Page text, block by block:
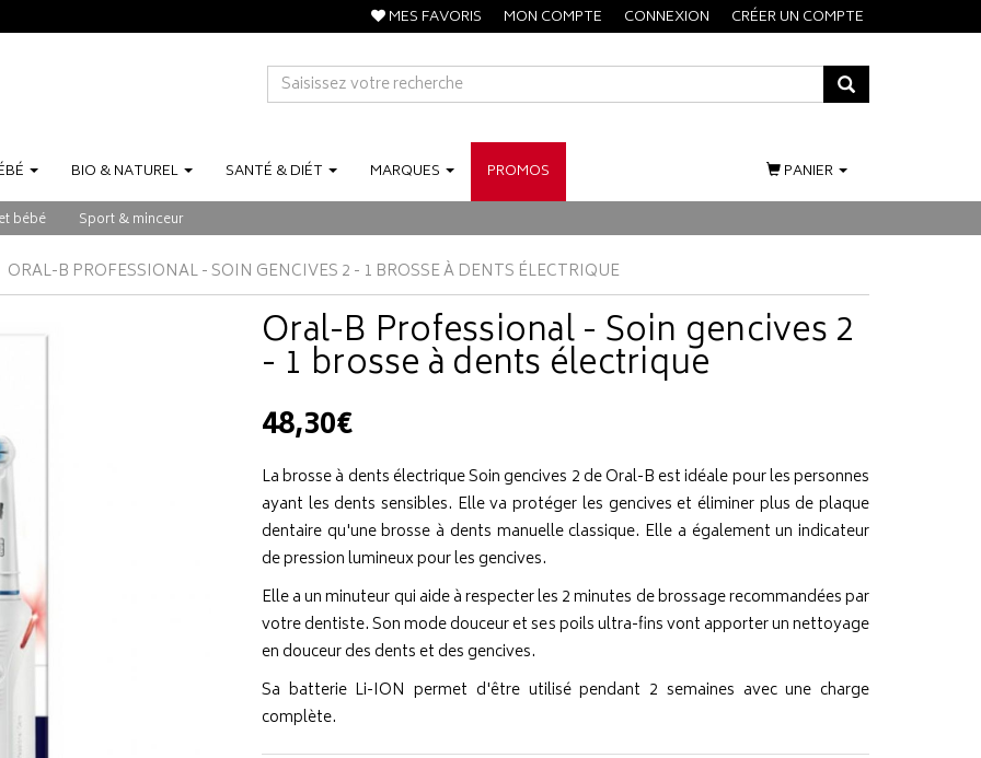
MES FAVORIS MON COMPTE CONNEXION CRÉER UN COMPTE
BIO &NATUREL SANTÉ &DIÉT MARQUES PROMOS
bébé Sport & minceur
PANIER
ORAL-B PROFESSIONAL - SOIN GENCIVES 2 - 1 BROSSE À DENTS ÉLECTRIQUE
Oral-B Professional - Soin gencives 2
- 1 brosse à dents électrique
48,30€
La brosse à dents électrique Soin gencives 2 de Oral-B est idéale pour les personnes
ayant les dents sensibles. Elle va protéger les gencives et éliminer plus de plaque
dentaire qu'une brosse à dents manuelle classique. Elle a également un indicateur
de pression lumineux pour les gencives.
Elle a un minuteur qui aide à respecter les 2 minutes de brossage recommandées par
votre dentiste. Son mode douceur et ses poils ultra-fins vont apporter un nettoyage
en douceur des dents et des gencives.
Sa batterie Li-ION permet d'être utilisé pendant 2 semaines avec une charge
complète.